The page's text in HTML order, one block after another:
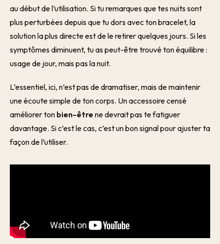
au début de l’utilisation. Si tu remarques que tes nuits sont
plus perturbées depuis que tu dors avec ton bracelet, la
solution la plus directe est de le retirer quelques jours. Si les
symptômes diminuent, tu as peut-être trouvé ton équilibre :
usage de jour, mais pas la nuit.
L’essentiel, ici, n’est pas de dramatiser, mais de maintenir
une écoute simple de ton corps. Un accessoire censé
améliorer ton bien-être ne devrait pas te fatiguer
davantage. Si c’est le cas, c’est un bon signal pour ajuster ta
façon de l’utiliser.